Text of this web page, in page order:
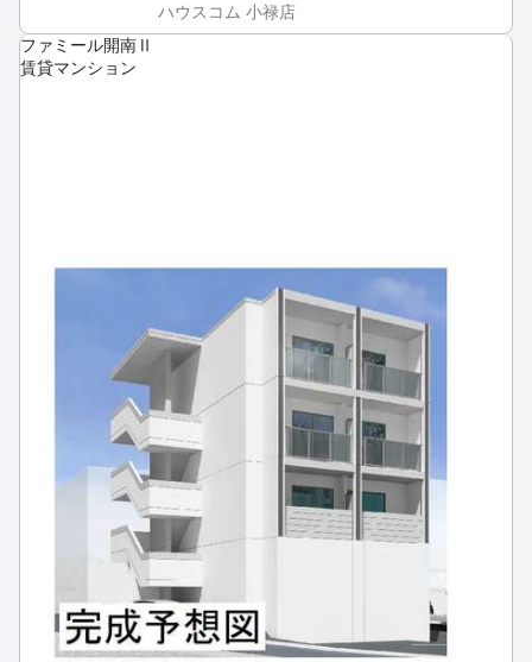
ハウスコム 小禄店
ファミール開南Ⅱ
賃貸マンション